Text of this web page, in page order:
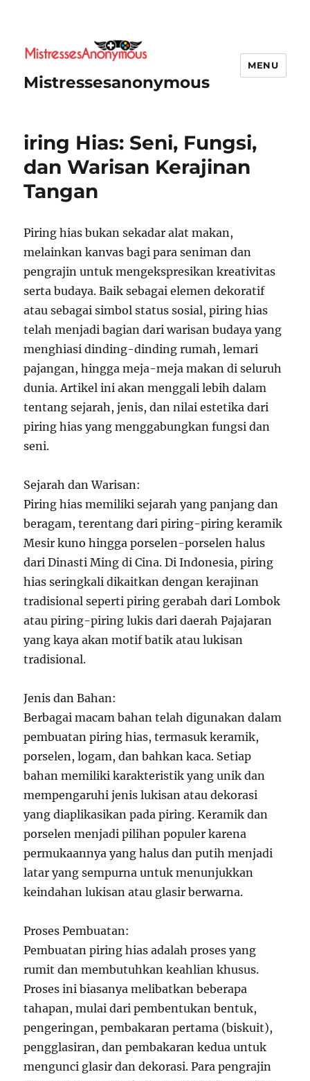
Mistressesanonymous
MENU
iring Hias: Seni, Fungsi,
dan Warisan Kerajinan
Tangan
Piring hias bukan sekadar alat makan,
melainkan kanvas bagi para seniman dan
pengrajin untuk mengekspresikan kreativitas
serta budaya. Baik sebagai elemen dekoratif
atau sebagai simbol status sosial, piring hias
telah menjadi bagian dari warisan budaya yang
menghiasi dinding-dinding rumah, lemari
pajangan, hingga meja-meja makan di seluruh
dunia. Artikel ini akan menggali lebih dalam
tentang sejarah, jenis, dan nilai estetika dari
piring hias yang menggabungkan fungsi dan
seni.
Sejarah dan Warisan:
Piring hias memiliki sejarah yang panjang dan
beragam, terentang dari piring-piring keramik
Mesir kuno hingga porselen-porselen halus
dari Dinasti Ming di Cina. Di Indonesia, piring
hias seringkali dikaitkan dengan kerajinan
tradisional seperti piring gerabah dari Lombok
atau piring-piring lukis dari daerah Pajajaran
yang kaya akan motif batik atau lukisan
tradisional.
Jenis dan Bahan:
Berbagai macam bahan telah digunakan dalam
pembuatan piring hias, termasuk keramik,
porselen, logam, dan bahkan kaca. Setiap
bahan memiliki karakteristik yang unik dan
mempengaruhi jenis lukisan atau dekorasi
yang diaplikasikan pada piring. Keramik dan
porselen menjadi pilihan populer karena
permukaannya yang halus dan putih menjadi
latar yang sempurna untuk menunjukkan
keindahan lukisan atau glasir berwarna.
Proses Pembuatan:
Pembuatan piring hias adalah proses yang
rumit dan membutuhkan keahlian khusus.
Proses ini biasanya melibatkan beberapa
tahapan, mulai dari pembentukan bentuk,
pengeringan, pembakaran pertama (biskuit),
pengglasiran, dan pembakaran kedua untuk
mengunci glasir dan dekorasi. Para pengrajin